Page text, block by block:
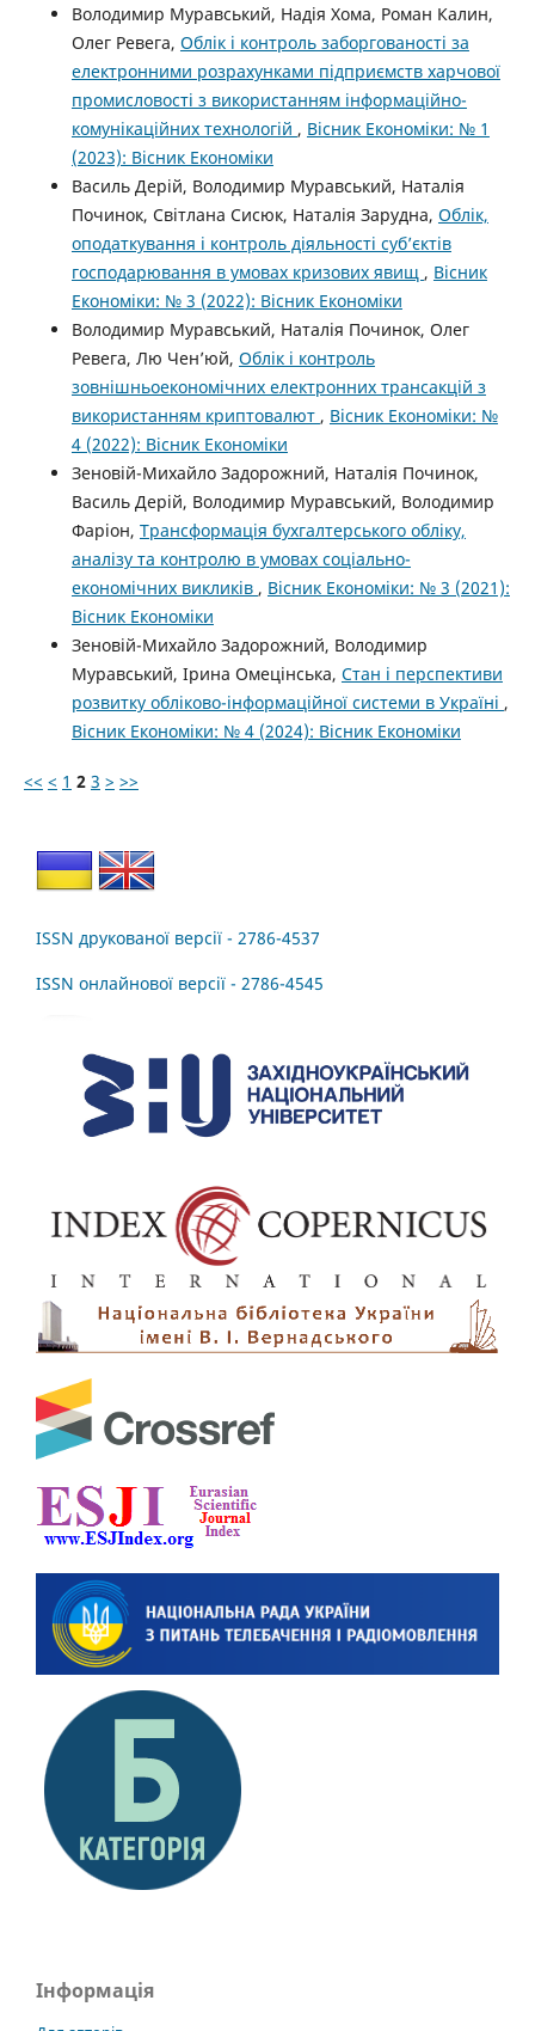
Володимир Муравський, Надія Хома, Роман Калин,
Олег Ревега, Облік і контроль заборгованості за
електронними розрахунками підприємств харчової
промисловості з використанням інформаційно-
комунікаційних технологій , Вісник Економіки: № 1
(2023): Вісник Економіки
Василь Дерій, Володимир Муравський, Наталія
Починок, Світлана Сисюк, Наталія Зарудна, Облік,
оподаткування і контроль діяльності суб’єктів
господарювання в умовах кризових явищ , Вісник
Економіки: № 3 (2022): Вісник Економіки
Володимир Муравський, Наталія Починок, Олег
Ревега, Лю Чен’юй, Облік і контроль
зовнішньоекономічних електронних трансакцій з
використанням криптовалют , Вісник Економіки: №
4 (2022): Вісник Економіки
Зеновій-Михайло Задорожний, Наталія Починок,
Василь Дерій, Володимир Муравський, Володимир
Фаріон, Трансформація бухгалтерського обліку,
аналізу та контролю в умовах соціально-
економічних викликів , Вісник Економіки: № 3 (2021):
Вісник Економіки
Зеновій-Михайло Задорожний, Володимир
Муравський, Ірина Омецінська, Стан і перспективи
розвитку обліково-інформаційної системи в Україні ,
Вісник Економіки: № 4 (2024): Вісник Економіки
<< < 1 2 3 > >>
ISSN друкованої версії - 2786-4537
ISSN онлайнової версії - 2786-4545
Інформація